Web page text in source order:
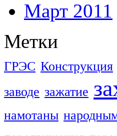
Март 2011
Метки
ГРЭС Конструкция
заводе зажатие
намотаны